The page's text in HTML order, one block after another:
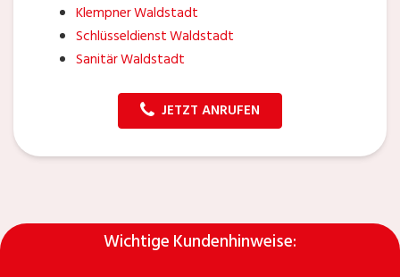
Klempner Waldstadt
Schlüsseldienst Waldstadt
Sanitär Waldstadt
JETZT ANRUFEN
Wichtige Kundenhinweise: